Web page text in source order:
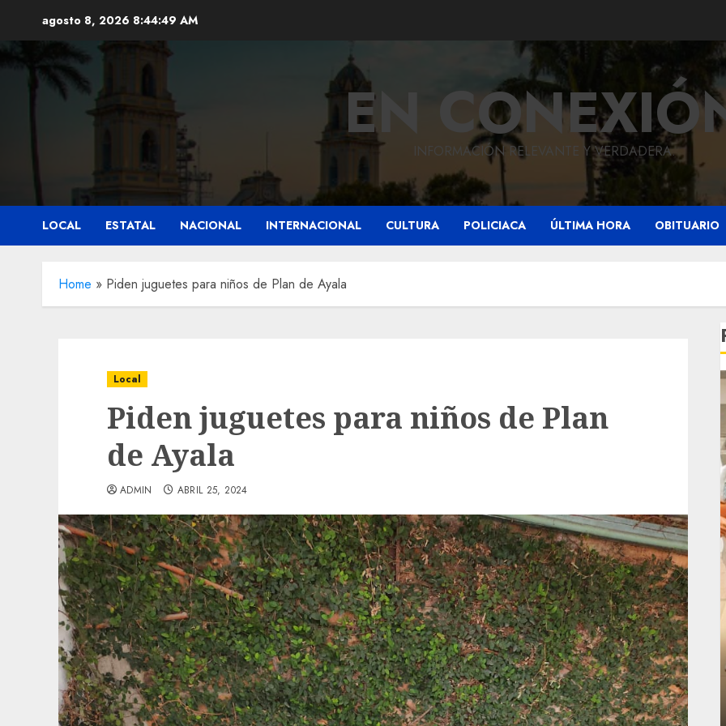
contenido
agosto 8, 2026 8:44:51 AM
ENINFORMACIÓN RELEVANTE Y VERDADERA.
LOCAL ESTATAL NACIONAL INTERNACIONAL CULTURA POLICIACA ÚLTIMA HORA OBITUARIO
Home » Piden juguetes para niños de Plan de Ayala
Local
Piden juguetes para niños de Plan
de Ayala
ADMIN ABRIL 25, 2024
Local
Obra de pavimentación de San Marcial será
mejorada. Interviene CASF
ADMIN JULIO 27, 2026 0
Local
Reviven la historia de Fortín, con exposición
de la cronista Minerva Salas.
ADMIN JULIO 31, 2026 0